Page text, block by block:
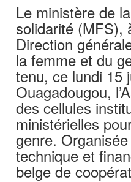
Le ministère de
solidarité (MFS),
Direction
la femme et du
tenu, ce lundi 15
Ouagadougou,
des cellules
ministérielles
genre. Organisée
technique et
belge de